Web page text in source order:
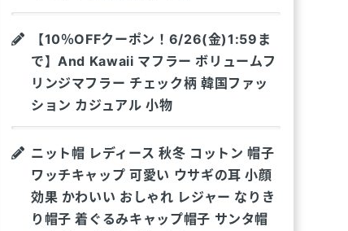
【10％OFFクーポン！6/26(金)1:59ま
で】And Kawaii マフラー ボリュームフ
リンジマフラー チェック柄 韓国ファッ
ション カジュアル 小物
ニット帽 レディース 秋冬 コットン 帽子
ワッチキャップ 可愛い ウサギの耳 小顔
効果 かわいい おしゃれ レジャー なりき
り帽子 着ぐるみキャップ帽子 サンタ帽